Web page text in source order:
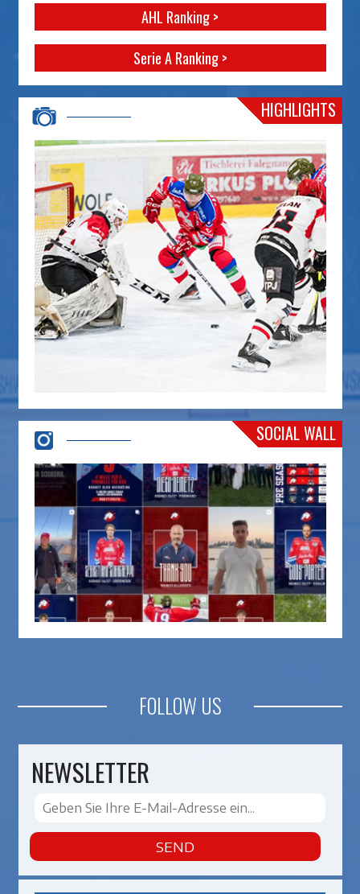
AHL Ranking >
Serie A Ranking >
HIGHLIGHTS
SOCIAL WALL
FOLLOW US
NEWSLETTER
SEND